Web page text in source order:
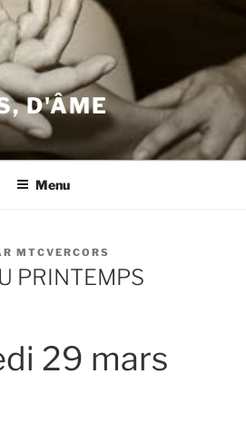
D'ÂME
Menu
MTCVERCORS
PRINTEMPS
29 mars